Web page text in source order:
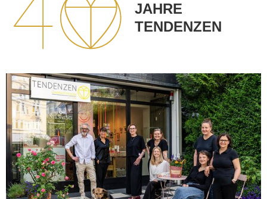
JAHRE
TENDENZEN